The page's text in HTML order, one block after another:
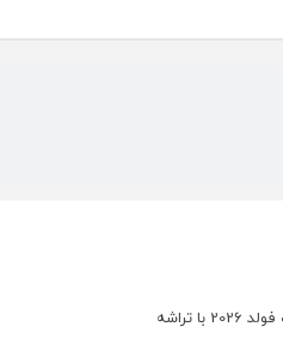
هواوی از میت‌بوک فولد 2026 با تراشه